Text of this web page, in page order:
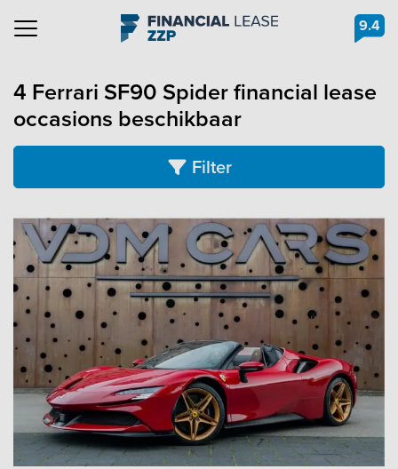
Navigation 9.4
4 Ferrari SF90 Spider financial lease
occasions beschikbaar
Filter